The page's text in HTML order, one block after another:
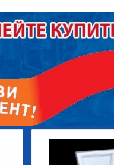
ДИСК
ВЕДОМЫЙ
GD 5ШТ/КОР
2 422,40 Р